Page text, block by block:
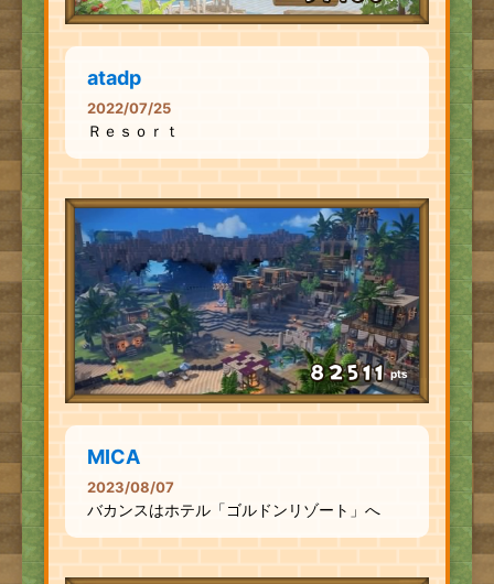
atadp
2022/07/25
Ｒｅｓｏｒｔ
pts
MICA
2023/08/07
バカンスはホテル「ゴルドンリゾート」へ